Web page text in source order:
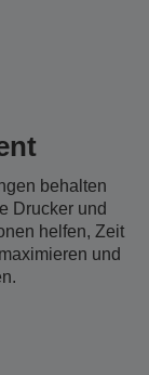
behalten
Drucker und
helfen, Zeit
und